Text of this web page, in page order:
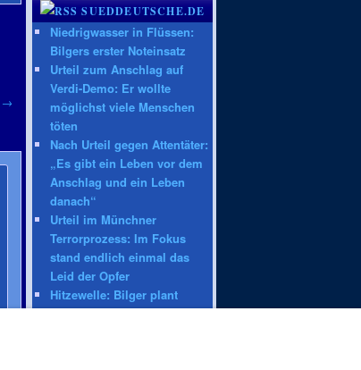
→
SUEDDEUTSCHE.DE
Niedrigwasser in Flüssen:
Bilgers erster Noteinsatz
Urteil zum Anschlag auf
Verdi-Demo: Er wollte
möglichst viele Menschen
töten
Nach Urteil gegen Attentäter:
„Es gibt ein Leben vor dem
Anschlag und ein Leben
danach“
Urteil im Münchner
Terrorprozess: Im Fokus
stand endlich einmal das
Leid der Opfer
Hitzewelle: Bilger plant
wegen Niedrigwasser Lkw-